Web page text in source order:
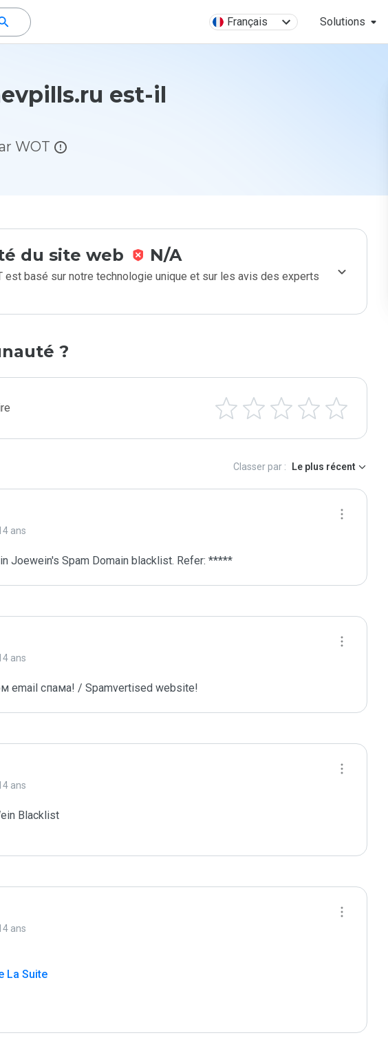
Français Solutions
est-il
WOT
du site web N/A
est basé sur notre technologie unique et sur les avis des experts
?
Classer par : Le plus récent
ans
Joewein's Spam Domain blacklist. Refer: *****
ans
email спама! / Spamvertised website!
ans
Blacklist
ans
La Suite